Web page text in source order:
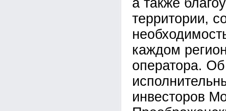
а также
территории,
каждом
оператора.
инвесторов